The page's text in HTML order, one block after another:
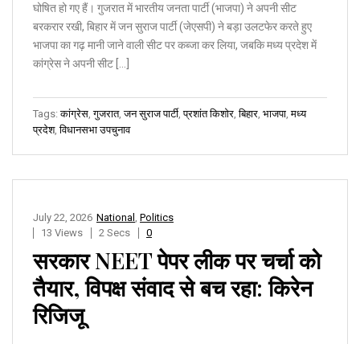
घोषित हो गए हैं। गुजरात में भारतीय जनता पार्टी (भाजपा) ने अपनी सीट
बरकरार रखी, बिहार में जन सुराज पार्टी (जेएसपी) ने बड़ा उलटफेर करते हुए
भाजपा का गढ़ मानी जाने वाली सीट पर कब्जा कर लिया, जबकि मध्य प्रदेश में
कांग्रेस ने अपनी सीट […]
Tags:कांग्रेस ,गुजरात,जन सुराज पार्टी,प्रशांत किशोर ,बिहार भाजपा ,मध्य
प्रदेश,विधानसभा उपचुनाव
National Politics
July 22, 2026
13 Views
2 Secs 0
सरकार NEET पेपर लीक पर चर्चा को
तैयार, विपक्ष संवाद से बच रहा: किरेन
रिजिजू